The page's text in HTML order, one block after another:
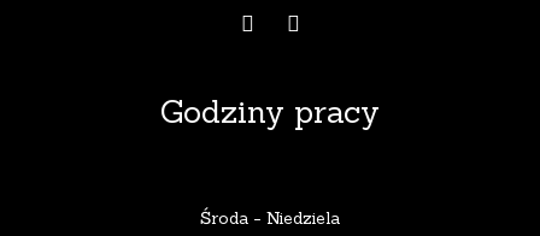
Godziny pracy
Środa - Niedziela